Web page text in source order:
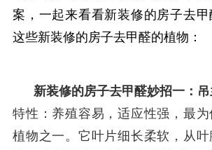
案，一起来看看新装修的房子去
这些新装修的房子去甲醛的植物：
新装修的房子去甲醛妙招一：吊
特性：养殖容易，适应性强，最
植物之一。它叶片细长柔软，从